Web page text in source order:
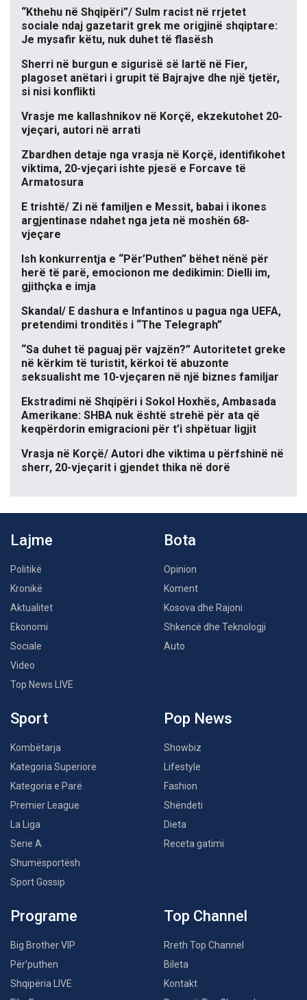
“Kthehu në Shqipëri”/ Sulm racist në rrjetet
sociale ndaj gazetarit grek me origjinë shqiptare:
Je mysafir këtu, nuk duhet të flasësh
Sherri në burgun e sigurisë së lartë në Fier,
plagoset anëtari i grupit të Bajrajve dhe një tjetër,
si nisi konflikti
Vrasje me kallashnikov në Korçë, ekzekutohet 20-
vjeçari, autori në arrati
Zbardhen detaje nga vrasja në Korçë, identifikohet
viktima, 20-vjeçari ishte pjesë e Forcave të
Armatosura
E trishtë/ Zi në familjen e Messit, babai i ikones
argjentinase ndahet nga jeta në moshën 68-
vjeçare
Ish konkurrentja e “Për’Puthen” bëhet nënë për
herë të parë, emocionon me dedikimin: Dielli im,
gjithçka e imja
Skandal/ E dashura e Infantinos u pagua nga UEFA,
pretendimi tronditës i “The Telegraph”
“Sa duhet të paguaj për vajzën?” Autoritetet greke
në kërkim të turistit, kërkoi të abuzonte
seksualisht me 10-vjeçaren në një biznes familjar
Ekstradimi në Shqipëri i Sokol Hoxhës, Ambasada
Amerikane: SHBA nuk është strehë për ata që
keqpërdorin emigracioni për t’i shpëtuar ligjit
Vrasja në Korçë/ Autori dhe viktima u përfshinë në
sherr, 20-vjeçarit i gjendet thika në dorë
Lajme
Politikë
Kronikë
Aktualitet
Ekonomi
Sociale
Video
Top News LIVE
Bota
Opinion
Koment
Kosova dhe Rajoni
Shkencë dhe Teknologji
Auto
Sport
Kombëtarja
Kategoria Superiore
Kategoria e Parë
Premier League
La Liga
Serie A
Shumësportësh
Sport Gossip
Pop News
Showbiz
Lifestyle
Fashion
Shëndeti
Dieta
Receta gatimi
Programe
Big Brother VIP
Për’puthen
Shqipëria LIVE
Top Channel
Rreth Top Channel
Bileta
Kontakt